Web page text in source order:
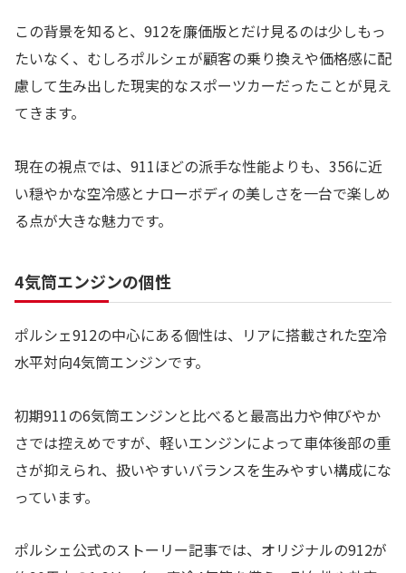
この背景を知ると、912を廉価版とだけ見るのは少しもっ
たいなく、むしろポルシェが顧客の乗り換えや価格感に配
慮して生み出した現実的なスポーツカーだったことが見え
てきます。
現在の視点では、911ほどの派手な性能よりも、356に近
い穏やかな空冷感とナローボディの美しさを一台で楽しめ
る点が大きな魅力です。
4気筒エンジンの個性
ポルシェ912の中心にある個性は、リアに搭載された空冷
水平対向4気筒エンジンです。
初期911の6気筒エンジンと比べると最高出力や伸びやか
さでは控えめですが、軽いエンジンによって車体後部の重
さが抑えられ、扱いやすいバランスを生みやすい構成にな
っています。
ポルシェ公式のストーリー記事では、オリジナルの912が